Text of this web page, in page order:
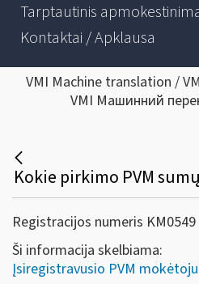
Tarptautinis
Kontaktai / Apklausa
VMI Machine translation /
VMI Машинний
Registracijos numeris KM0549
Ši informacija skelbiama:
Įsiregistravusio PVM